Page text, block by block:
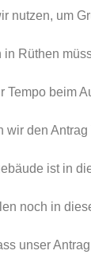
nutzen, um
in Rüthen
Tempo beim
wir den
ist in
noch in
unser